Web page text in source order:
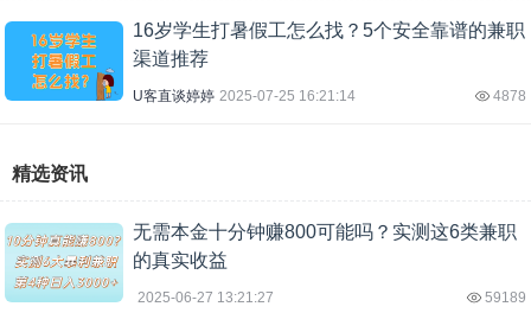
16岁学生打暑假工怎么找？5个安全靠谱的兼职
渠道推荐
U客直谈婷婷 2025-07-25 16:21:14 4878
精选资讯
无需本金十分钟赚800可能吗？实测这6类兼职
的真实收益
2025-06-27 13:21:27 59189